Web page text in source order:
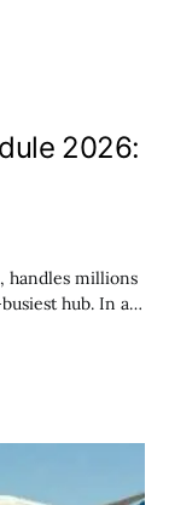
2026:
handles millions
hub. In a…